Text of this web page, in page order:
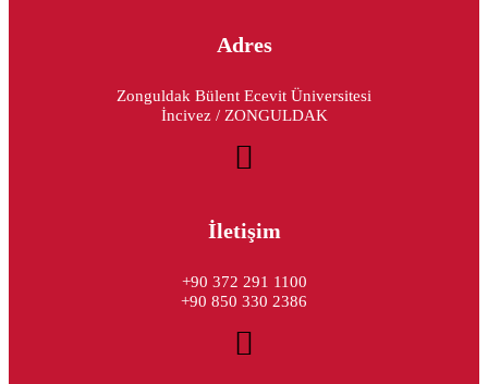
Adres
Zonguldak Bülent Ecevit Üniversitesi
İncivez / ZONGULDAK
İletişim
+90 372 291 1100
+90 850 330 2386